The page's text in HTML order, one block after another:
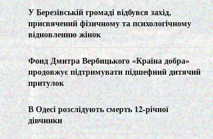
C
H
У Березівській громаді відбувся захід,
присвячений фізичному та психологічному
відновленню жінок
Фонд Дмитра Вербицького «Країна добра»
продовжує підтримувати підшефний дитячий
притулок
В Одесі розслідують смерть 12-річної
дівчинки